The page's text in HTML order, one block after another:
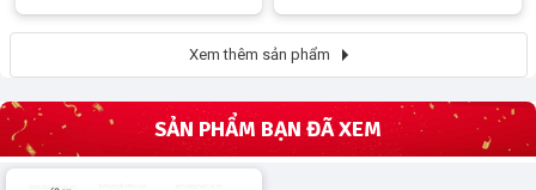
Xem thêm sản phẩm
SẢN PHẨM BẠN ĐÃ XEM